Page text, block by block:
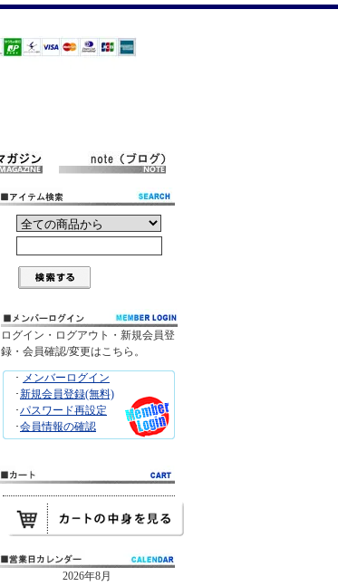
ログイン・ログアウト・新規会員登
録・会員確認/変更はこちら。
･ メンバーログイン
･新規会員登録(無料)
･パスワード再設定
･会員情報の確認
2026年8月